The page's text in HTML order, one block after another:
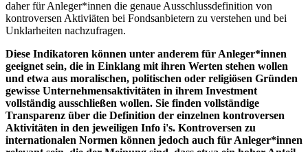
daher für Anleger*innen die genaue Ausschlussdefinition von
kontroversen Aktiviäten bei Fondsanbietern zu verstehen und bei
Unklarheiten nachzufragen.
Diese Indikatoren können unter anderem für Anleger*innen
geeignet sein, die in Einklang mit ihren Werten stehen wollen
und etwa aus moralischen, politischen oder religiösen Gründen
gewisse Unternehmensaktivitäten in ihrem Investment
vollständig ausschließen wollen. Sie finden vollständige
Transparenz über die Definition der einzelnen kontroversen
Aktivitäten in den jeweiligen Info i's. Kontroversen zu
internationalen Normen können jedoch auch für Anleger*innen